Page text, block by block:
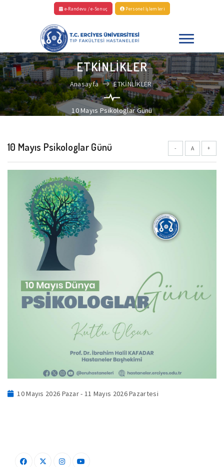
e-Randevu / e-Sonuç Personel İşlemleri
ETKİNLİKLER
Anasayfa ETKİNLİKLER
10 Mayıs Psikologlar Günü
- A +
10 Mayıs Psikologlar Günü
10 Mayıs 2026 Pazar - 11 Mayıs 2026 Pazartesi